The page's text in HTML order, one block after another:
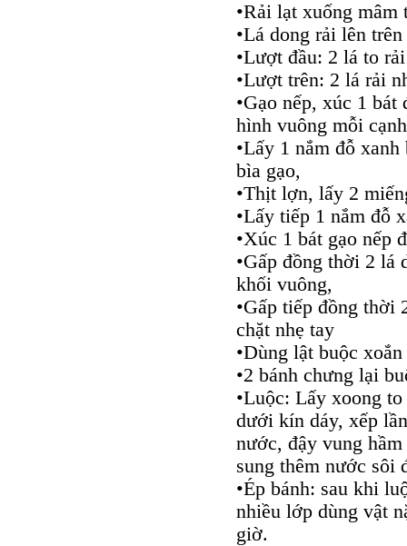
•Rải lạt xuống
•Lá dong rải lên
•Lượt đầu: 2 lá to
•Lượt trên: 2 lá rải
•Gạo nếp, xúc 1
hình vuông mỗi
•Lấy 1 nắm đỗ
bìa gạo,
•Thịt lợn, lấy 2
•Lấy tiếp 1 nắm đỗ
•Xúc 1 bát gạo nếp
•Gấp đồng thời 2 lá
khối vuông,
•Gấp tiếp đồng thời
chặt nhẹ tay
•Dùng lật buộc
•2 bánh chưng lại
•Luộc: Lấy xoong
dưới kín dáy, xếp
nước, đậy vung
sung thêm nước sôi
•Ép bánh: sau khi
nhiều lớp dùng vật
giờ.